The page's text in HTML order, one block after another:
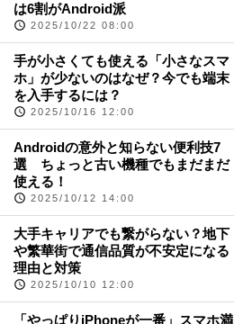
は6割がAndroid派
2025/10/22 08:00
手が小さくても使える「小さなスマ
ホ」が少ないのはなぜ？今でも端末
を入手するには？
2025/10/16 12:00
Androidの意外と知らない便利技7
選 ちょっと古い機種でもまだまだ
使える！
2025/10/12 14:00
大手キャリアでも繋がらない？地下
や繁華街で通信品質が不安定になる
理由と対策
2025/10/10 12:00
「やっぱりiPhoneが一番」スマホ満